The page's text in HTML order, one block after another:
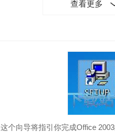
查看更多
个向导将指引你完成Office